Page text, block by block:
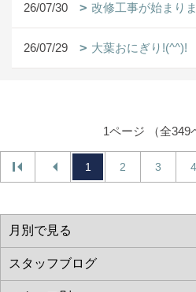
26/07/30 改修工事が始まり
26/07/29 大葉おにぎり!(^^)!
1ページ （全349
1 2 3 4